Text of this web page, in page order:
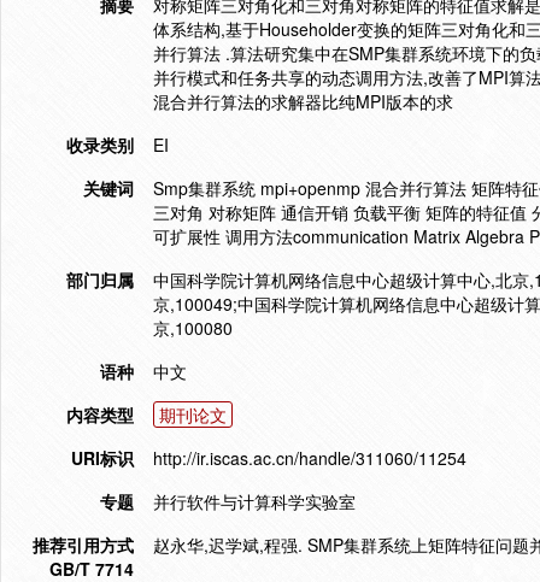
摘要
对称矩阵三对角化和三对角对称矩阵的特征值求解
体系结构,基于Householder变换的矩阵三对角化和
并行算法 .算法研究集中在SMP集群系统环境下的
并行模式和任务共享的动态调用方法,改善了MPI算
混合并行算法的求解器比纯MPI版本的求
收录类别
EI
关键词
Smp集群系统 mpi+openmp 混合并行算法 矩阵特
三对角 对称矩阵 通信开销 负载平衡 矩阵的特征值
可扩展性 调用方法communication Matrix Algebra
部门归属
中国科学院计算机网络信息中心超级计算中心,北
京,100049;中国科学院计算机网络信息中心超级计
京,100080
语种
中文
内容类型
期刊论文
URI标识
http://ir.iscas.ac.cn/handle/311060/11254
专题
并行软件与计算科学实验室
推荐引用方式
GB/T 7714
赵永华,迟学斌,程强. SMP集群系统上矩阵特征问